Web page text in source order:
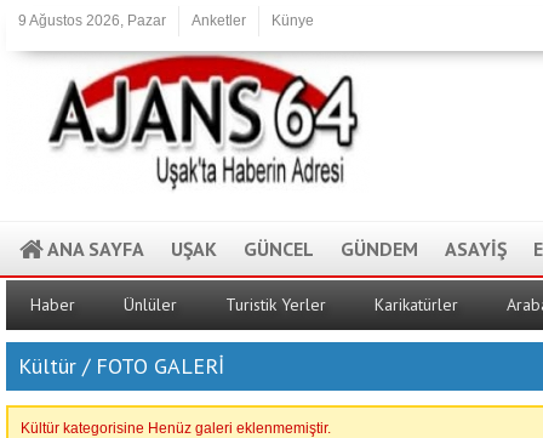
9 Ağustos 2026, Pazar Anketler Künye
ANA SAYFA UŞAK GÜNCEL GÜNDEM ASAYİŞ
Haber Ünlüler Turistik Yerler Karikatürler
Kültür / FOTO GALERİ
Kültür kategorisine Henüz galeri eklenmemiştir.